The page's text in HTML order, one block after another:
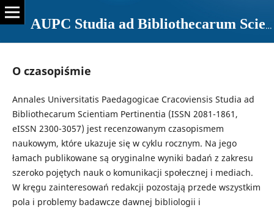
AUPC Studia ad Bibliothecarum Scientiam Pertinentia
O czasopiśmie
Annales Universitatis Paedagogicae Cracoviensis Studia ad
Bibliothecarum Scientiam Pertinentia (ISSN 2081-1861,
eISSN 2300-3057) jest recenzowanym czasopismem
naukowym, które ukazuje się w cyklu rocznym. Na jego
łamach publikowane są oryginalne wyniki badań z zakresu
szeroko pojętych nauk o komunikacji społecznej i mediach.
W kręgu zainteresowań redakcji pozostają przede wszystkim
pola i problemy badawcze dawnej bibliologii i